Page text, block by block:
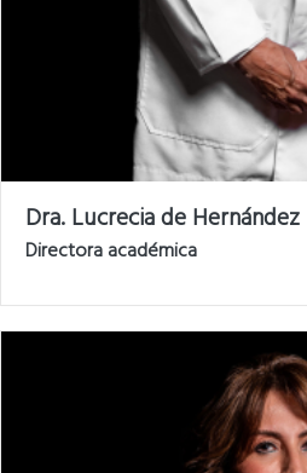
Dra. Lucrecia de Hernández
Directora académica